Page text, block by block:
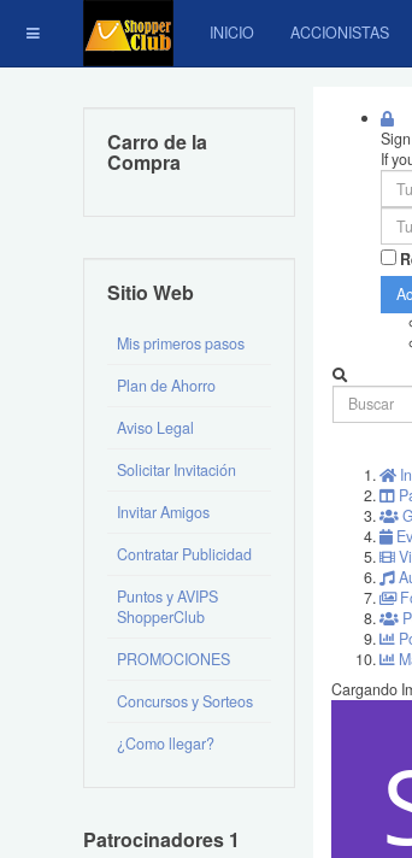
INICIO ACCIONISTAS
If
Cargando
Carro de la
Compra
Sitio Web
Mis primeros pasos
Plan de Ahorro
Aviso Legal
Solicitar Invitación
Invitar Amigos
Contratar Publicidad
Puntos y AVIPS
ShopperClub
PROMOCIONES
Concursos y Sorteos
¿Como llegar?
Patrocinadores 1